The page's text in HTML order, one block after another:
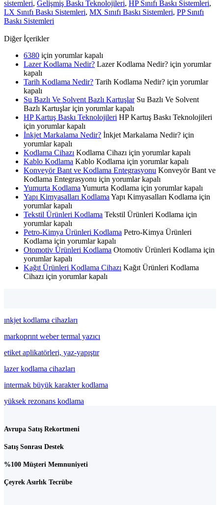
sistemleri, Gelişmiş Baskı Teknolojileri, HP Sınıfı Baskı Sistemleri,
LX Sınıfı Baskı Sistemleri, MX Sınıfı Baskı Sistemleri, PP Sınıfı
Baskı Sistemleri
Diğer İçerikler
6380 için yorumlar kapalı
Lazer Kodlama Nedir? Lazer Kodlama Nedir? için yorumlar
kapalı
Tarih Kodlama Nedir? Tarih Kodlama Nedir? için yorumlar
kapalı
Su Bazlı Ve Solvent Bazlı Kartuşlar Su Bazlı Ve Solvent
Bazlı Kartuşlar için yorumlar kapalı
HP Kartuş Baskı Teknolojileri HP Kartuş Baskı Teknolojileri
için yorumlar kapalı
İnkjet Markalama Nedir? İnkjet Markalama Nedir? için
yorumlar kapalı
Kodlama Cihazı Kodlama Cihazı için yorumlar kapalı
Kablo Kodlama Kablo Kodlama için yorumlar kapalı
Konveyör Bant ve Kodlama Entegrasyonu Konveyör Bant ve
Kodlama Entegrasyonu için yorumlar kapalı
Yumurta Kodlama Yumurta Kodlama için yorumlar kapalı
Yapı Kimyasalları Kodlama Yapı Kimyasalları Kodlama için
yorumlar kapalı
Tekstil Ürünleri Kodlama Tekstil Ürünleri Kodlama için
yorumlar kapalı
Petro-Kimya Ürünleri Kodlama Petro-Kimya Ürünleri
Kodlama için yorumlar kapalı
Otomotiv Ürünleri Kodlama Otomotiv Ürünleri Kodlama için
yorumlar kapalı
Kağıt Ürünleri Kodlama Cihazı Kağıt Ürünleri Kodlama
Cihazı için yorumlar kapalı
ınkjet kodlama cihazları
markoprınt weber termal yazıcı
etiket aplikatörleri, yaz-yapıştır
lazer kodlama cihazları
intermak büyük karakter kodlama
yüksek rezonans kodlama
Avrupa Satış Rekortmeni
Satış Sonrası Destek
%100 Müşteri Memnuniyeti
Çeyrek Asırlık Tecrübe